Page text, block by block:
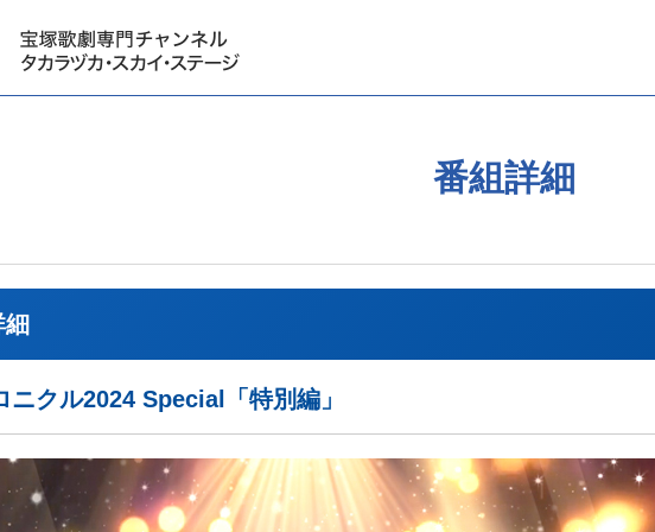
番組詳細
ニクル2024 Special「特別編」